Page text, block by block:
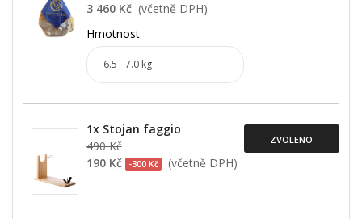
3 460 Kč(včetně DPH)
Hmotnost
1x Stojan faggio
490 Kč
190 Kč
-300 Kč (včetně DPH)
ZVOLENO